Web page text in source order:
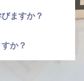
ますか？
か？